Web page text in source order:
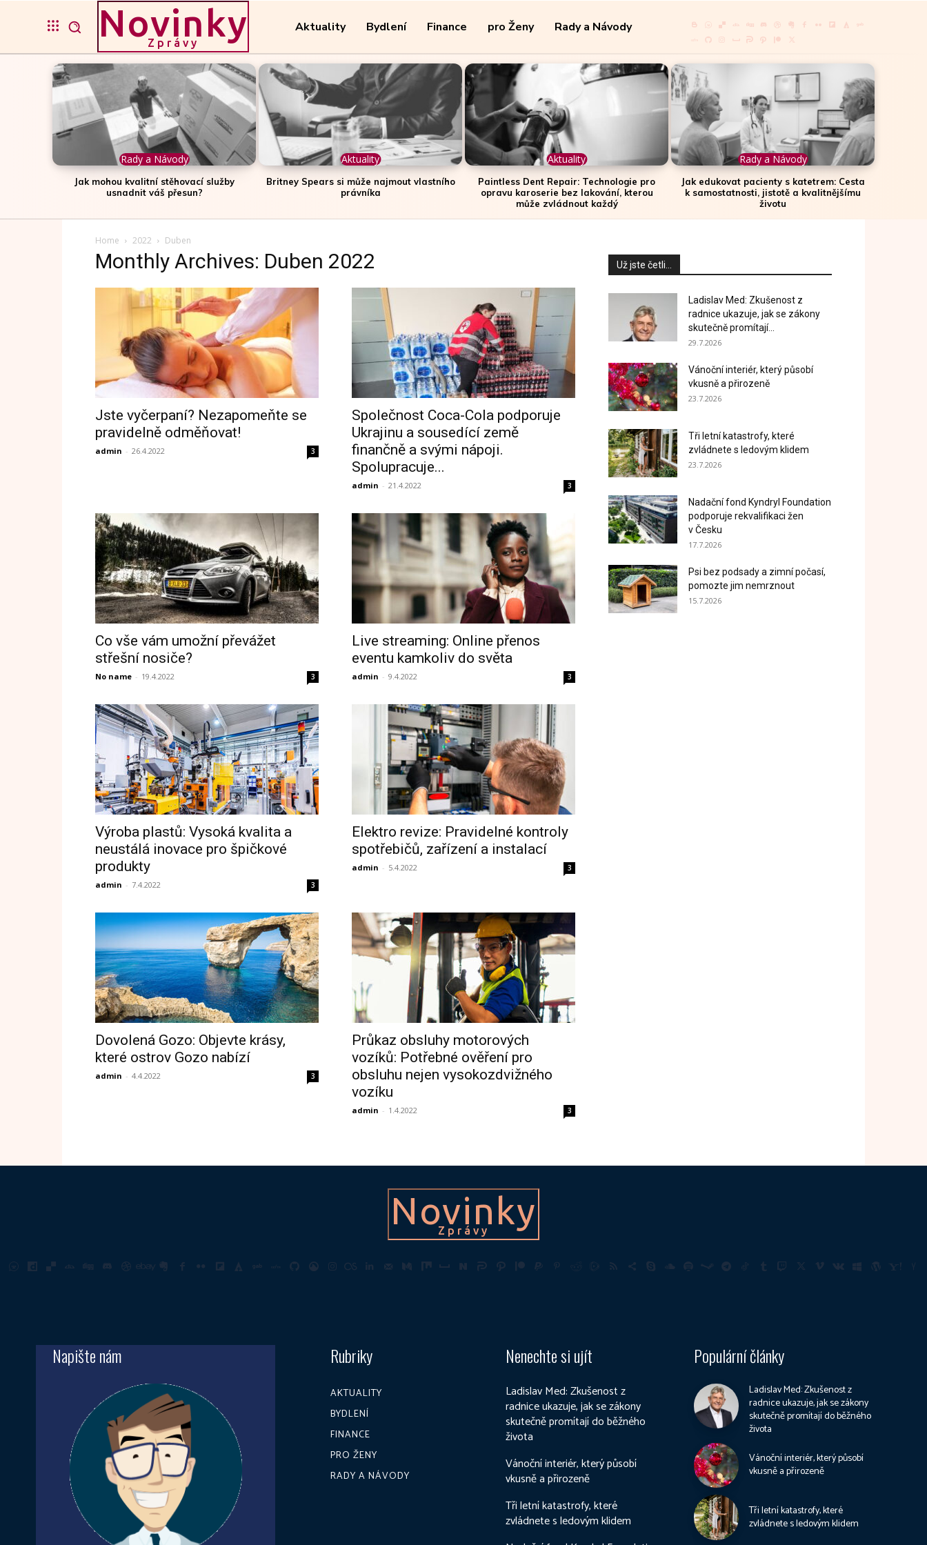
Novinky
Zprávy
Aktuality Bydlení Finance pro Ženy Rady a Návody
Rady a Návody
Jak mohou kvalitní stěhovací služby
usnadnit váš přesun?
Aktuality
Britney Spears si může najmout vlastního
právníka
Aktuality
Paintless Dent Repair: Technologie pro
opravu karoserie bez lakování, kterou
může zvládnout každý
Rady a Návody
Jak edukovat pacienty s katetrem: Cesta
k samostatnosti, jistotě a kvalitnějšímu
životu
Home 2022 Duben
Monthly Archives: Duben 2022
Jste vyčerpaní? Nezapomeňte se
pravidelně odměňovat!
admin - 26.4.2022 3
Společnost Coca-Cola podporuje
Ukrajinu a sousedící země
finančně a svými nápoji.
Spolupracuje...
admin - 21.4.2022 3
Co vše vám umožní převážet
střešní nosiče?
No name - 19.4.2022 3
Live streaming: Online přenos
eventu kamkoliv do světa
admin - 9.4.2022 3
Výroba plastů: Vysoká kvalita a
neustálá inovace pro špičkové
produkty
admin - 7.4.2022 3
Elektro revize: Pravidelné kontroly
spotřebičů, zařízení a instalací
admin - 5.4.2022 3
Dovolená Gozo: Objevte krásy,
které ostrov Gozo nabízí
admin - 4.4.2022 3
Průkaz obsluhy motorových
vozíků: Potřebné ověření pro
obsluhu nejen vysokozdvižného
vozíku
admin - 1.4.2022 3
Už jste četli...
Ladislav Med: Zkušenost z
radnice ukazuje, jak se zákony
skutečně promítají...
29.7.2026
Vánoční interiér, který působí
vkusně a přirozeně
23.7.2026
Tři letní katastrofy, které
zvládnete s ledovým klidem
23.7.2026
Nadační fond Kyndryl Foundation
podporuje rekvalifikaci žen
v Česku
17.7.2026
Psi bez podsady a zimní počasí,
pomozte jim nemrznout
15.7.2026
Novinky
Zprávy
Napište nám Rubriky
AKTUALITY
BYDLENÍ
FINANCE
PRO ŽENY
RADY A NÁVODY
Nenechte si ujít
Ladislav Med: Zkušenost z
radnice ukazuje, jak se zákony
skutečně promítají do běžného
života
Vánoční interiér, který působí
vkusně a přirozeně
Tři letní katastrofy, které
zvládnete s ledovým klidem
Populární články
Ladislav Med: Zkušenost z
radnice ukazuje, jak se zákony
skutečně promítají do běžného
života
Vánoční interiér, který působí
vkusně a přirozeně
Tři letní katastrofy, které
zvládnete s ledovým klidem